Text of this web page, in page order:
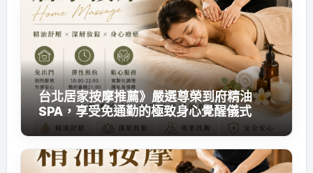
台北居家按摩推薦》嚴選尊榮到府精油
SPA，享受免通勤的極致身心覺醒儀式